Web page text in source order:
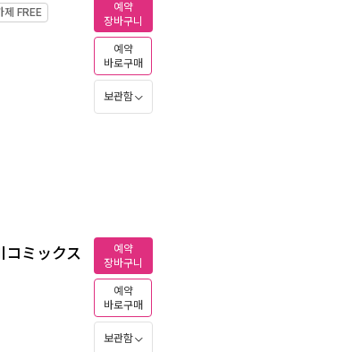
제 FREE
예약
장바구니
예약
바로구매
보관함
コミックス
예약
장바구니
예약
바로구매
보관함